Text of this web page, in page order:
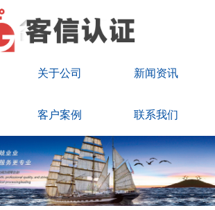
关于公司 新闻资讯
客户案例 联系我们